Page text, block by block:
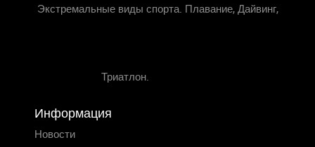
Экстремальные виды спорта. Плавание, Дайвинг,
Триатлон.
Информация
Новости